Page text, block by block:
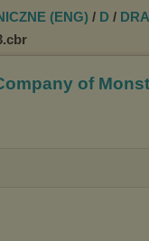
(ENG) / D /
of